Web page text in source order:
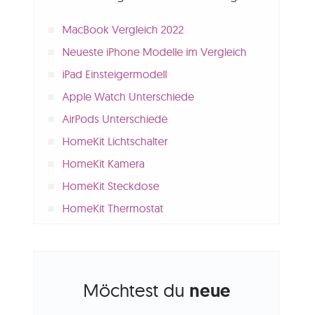
MacBook Vergleich 2022
Neueste iPhone Modelle im Vergleich
iPad Einsteigermodell
Apple Watch Unterschiede
AirPods Unterschiede
HomeKit Lichtschalter
HomeKit Kamera
HomeKit Steckdose
HomeKit Thermostat
Möchtest du neue